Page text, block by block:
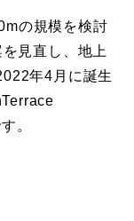
の規模を検討
見直し、地上
年4月に誕生
。